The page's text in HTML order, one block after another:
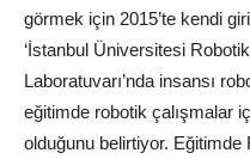
görmek için 2015’te kendi
‘İstanbul Üniversitesi
Laboratuvarı’nda insansı
eğitimde robotik çalışmalar
olduğunu belirtiyor. Eğitimde